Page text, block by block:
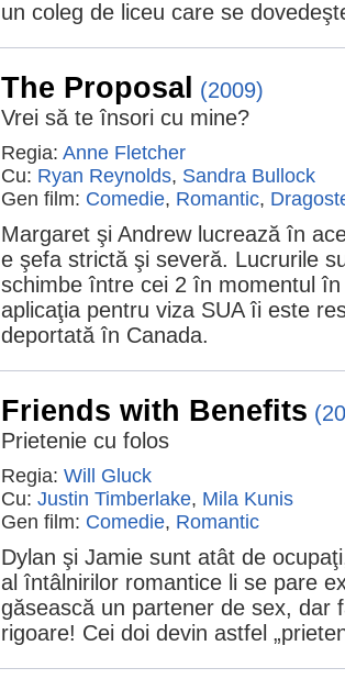
un coleg de liceu care se
The Proposal (2009)
Vrei să te însori cu mine?
Regia: Anne Fletcher
Cu: Ryan Reynolds, Sandra Bullock
Gen film: Comedie, Romantic,
Margaret şi Andrew lucrează în
e şefa strictă şi severă. Lucrurile
schimbe între cei 2 în momentul
aplicaţia pentru viza SUA îi este
deportată în Canada.
Friends with Benefits
Prietenie cu folos
Regia: Will Gluck
Cu: Justin Timberlake, Mila Kunis
Gen film: Comedie, Romantic
Dylan şi Jamie sunt atât de
al întâlnirilor romantice li se pare
găsească un partener de sex, dar
rigoare! Cei doi devin astfel